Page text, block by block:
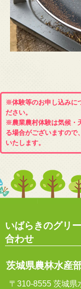
※体験等のお申し込みに
ださい。
※農業農村体験は気候・
る場合がございますので
いたします。
いばらきのグリ
合わせ
茨城県農林水産
〒310-8555 茨城県